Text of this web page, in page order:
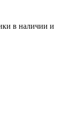
в наличии и